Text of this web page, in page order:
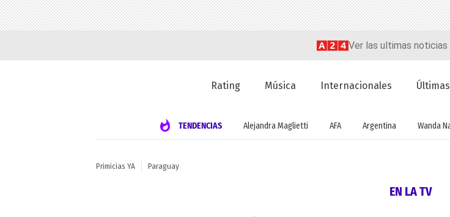
Ver las ultimas noticias
Rating Música Internacionales
TENDENCIAS Alejandra Maglietti AFA Argentina Wanda
Primicias YA Paraguay
EN LA TV